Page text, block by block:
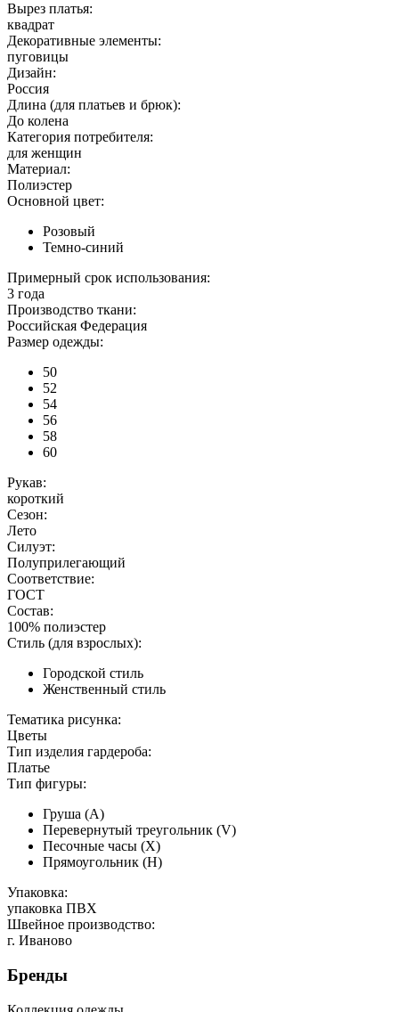
Вырез платья:
квадрат
Декоративные элементы:
пуговицы
Дизайн:
Россия
Длина (для платьев и брюк):
До колена
Категория потребителя:
для женщин
Материал:
Полиэстер
Основной цвет:
Розовый
Темно-синий
Примерный срок использования:
3 года
Производство ткани:
Российская Федерация
Размер одежды:
50
52
54
56
58
60
Рукав:
короткий
Сезон:
Лето
Силуэт:
Полуприлегающий
Соответствие:
ГОСТ
Состав:
100% полиэстер
Стиль (для взрослых):
Городской стиль
Женственный стиль
Тематика рисунка:
Цветы
Тип изделия гардероба:
Платье
Тип фигуры:
Груша (А)
Перевернутый треугольник (V)
Песочные часы (Х)
Прямоугольник (Н)
Упаковка:
упаковка ПВХ
Швейное производство:
г. Иваново
Бренды